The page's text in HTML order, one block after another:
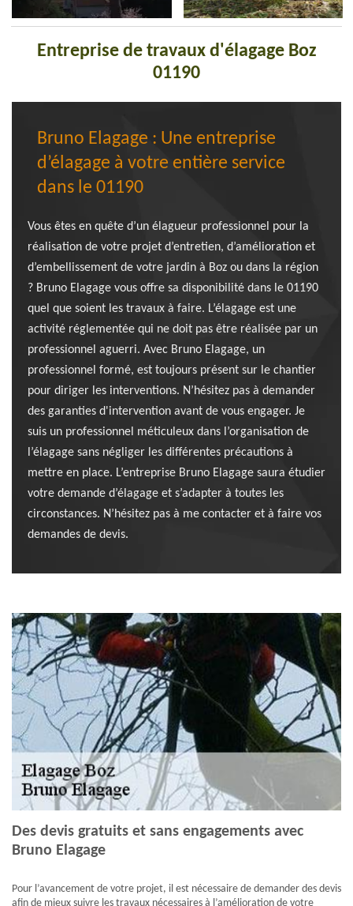
Entreprise de travaux d'élagage Boz
01190
Bruno Elagage : Une entreprise
d’élagage à votre entière service
dans le 01190
Vous êtes en quête d’un élagueur professionnel pour la
réalisation de votre projet d’entretien, d’amélioration et
d’embellissement de votre jardin à Boz ou dans la région
? Bruno Elagage vous offre sa disponibilité dans le 01190
quel que soient les travaux à faire. L’élagage est une
activité réglementée qui ne doit pas être réalisée par un
professionnel aguerri. Avec Bruno Elagage, un
professionnel formé, est toujours présent sur le chantier
pour diriger les interventions. N’hésitez pas à demander
des garanties d'intervention avant de vous engager. Je
suis un professionnel méticuleux dans l’organisation de
l’élagage sans négliger les différentes précautions à
mettre en place. L’entreprise Bruno Elagage saura étudier
votre demande d’élagage et s’adapter à toutes les
circonstances. N’hésitez pas à me contacter et à faire vos
demandes de devis.
Des devis gratuits et sans engagements avec
Bruno Elagage
Pour l’avancement de votre projet, il est nécessaire de demander des devis
afin de mieux suivre les travaux nécessaires à l’amélioration de votre